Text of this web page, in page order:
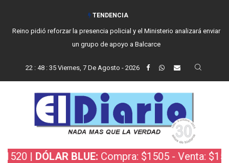
TENDENCIA
Vecinos, instituciones y concejales se manifestaron contra el proyecto
de Ley de Inviolabilidad de la Propiedad Privada
22: 48: 36 Viernes, 7 De Agosto - 2026
DÓLAR BLUE:Compra: $1505 - Venta: $1525 |